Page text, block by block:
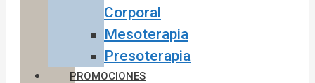
Corporal
Mesoterapia
Presoterapia
PROMOCIONES